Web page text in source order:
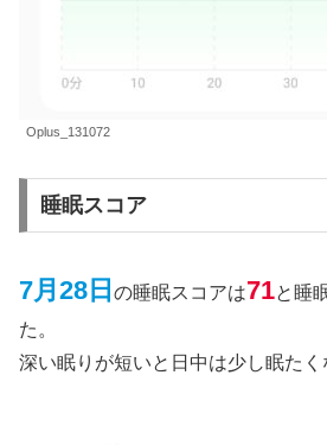
Oplus_131072
睡眠スコア
7月28日 の睡眠スコアは71と睡
た。
深い眠りが短いと日中は少し眠たく